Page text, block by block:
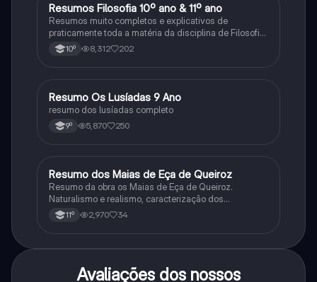
Filosofia
Resumos Filosofia 10º ano & 11º ano
Resumos muito completos e explicativos de
praticamente toda a matéria da disciplina de Filosofia
10º 8,312 202
Português
Resumo Os Lusíadas 9 Ano
resumo dos lusíadas completo
9º 5,870 250
Português
Resumo dos Maias de Eça de Queiroz
Resumo da obra os Maias de Eça de Queiroz.
Naturalismo e realismo, caracterização dos
personagens e contexto histórico.
11º 2,970 34
Avaliações dos nossos